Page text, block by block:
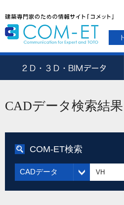
CADデータ検索結果
COM-ET検索
CADデータ